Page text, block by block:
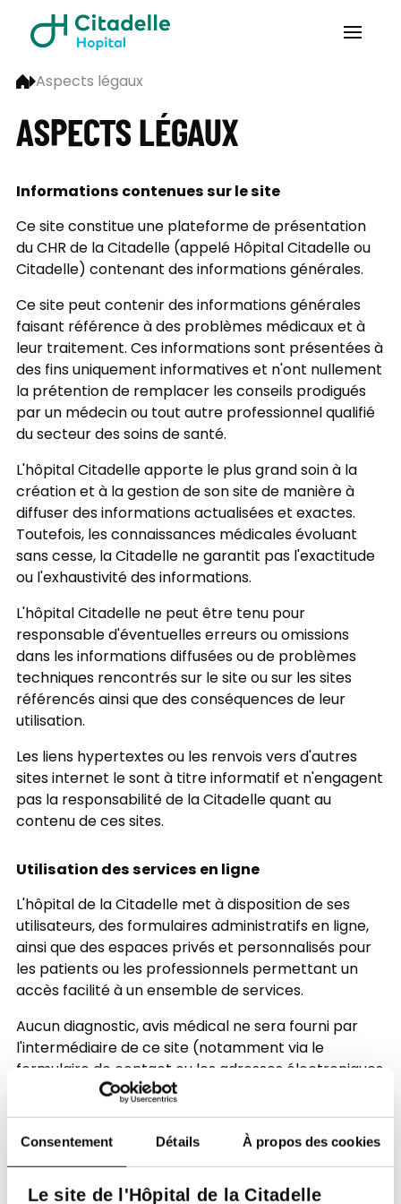
Consentement Détails À propos des cookies
Le site de l'Hôpital de la Citadelle
Aspects légaux
ASPECTS LÉGAUX
Informations contenues sur le site
Ce site constitue une plateforme de présentation
du CHR de la Citadelle (appelé Hôpital Citadelle ou
Citadelle) contenant des informations générales.
Ce site peut contenir des informations générales
faisant référence à des problèmes médicaux et à
leur traitement. Ces informations sont présentées à
des fins uniquement informatives et n'ont nullement
la prétention de remplacer les conseils prodigués
par un médecin ou tout autre professionnel qualifié
du secteur des soins de santé.
L'hôpital Citadelle apporte le plus grand soin à la
création et à la gestion de son site de manière à
diffuser des informations actualisées et exactes.
Toutefois, les connaissances médicales évoluant
sans cesse, la Citadelle ne garantit pas l'exactitude
ou l'exhaustivité des informations.
L'hôpital Citadelle ne peut être tenu pour
responsable d'éventuelles erreurs ou omissions
dans les informations diffusées ou de problèmes
techniques rencontrés sur le site ou sur les sites
référencés ainsi que des conséquences de leur
utilisation.
Les liens hypertextes ou les renvois vers d'autres
sites internet le sont à titre informatif et n'engagent
pas la responsabilité de la Citadelle quant au
contenu de ces sites.
Utilisation des services en ligne
L'hôpital de la Citadelle met à disposition de ses
utilisateurs, des formulaires administratifs en ligne,
ainsi que des espaces privés et personnalisés pour
les patients ou les professionnels permettant un
accès facilité à un ensemble de services.
Aucun diagnostic, avis médical ne sera fourni par
l'intermédiaire de ce site (notamment via le
formulaire de contact ou les adresses électroniques
qui y sont renseignées). La consultation d'un
médecin ou d'un autre professionnel de la santé en
cas de problème lié à votre santé reste